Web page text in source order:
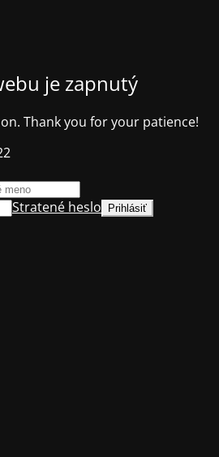
je zapnutý
Thank you for your patience!
Stratené heslo